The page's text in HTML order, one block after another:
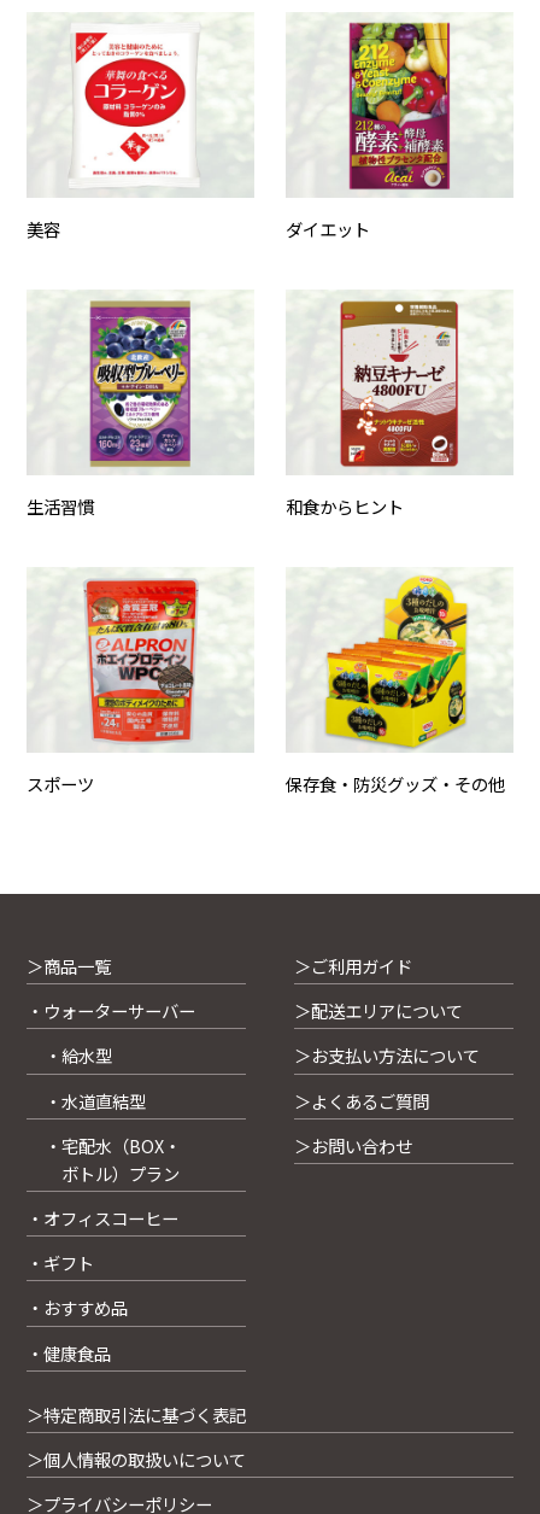
美容 ダイエット
生活習慣 和食からヒント
スポーツ 保存食・防災グッズ・その他
＞商品一覧
・ウォーターサーバー
・給水型
・水道直結型
・宅配水（BOX・
ボトル）プラン
・オフィスコーヒー
・ギフト
・おすすめ品
・健康食品
＞ご利用ガイド
＞配送エリアについて
＞お支払い方法について
＞よくあるご質問
＞お問い合わせ
＞特定商取引法に基づく表記
＞個人情報の取扱いについて
＞プライバシーポリシー